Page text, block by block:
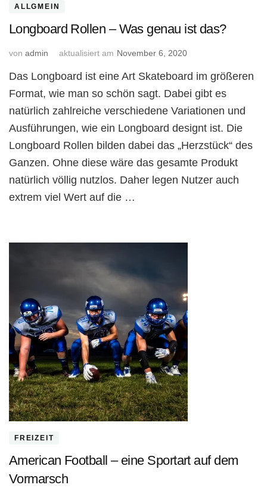
ALLGMEIN
Longboard Rollen – Was genau ist das?
von admin aktualisiert am November 6, 2020
Das Longboard ist eine Art Skateboard im größeren
Format, wie man so schön sagt. Dabei gibt es
natürlich zahlreiche verschiedene Variationen und
Ausführungen, wie ein Longboard designt ist. Die
Longboard Rollen bilden dabei das „Herzstück“ des
Ganzen. Ohne diese wäre das gesamte Produkt
natürlich völlig nutzlos. Daher legen Nutzer auch
extrem viel Wert auf die …
FREIZEIT
American Football – eine Sportart auf dem
Vormarsch